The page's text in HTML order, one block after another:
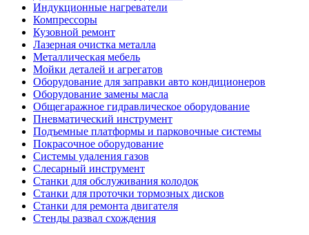
Индукционные нагреватели
Компрессоры
Кузовной ремонт
Лазерная очистка металла
Металлическая мебель
Мойки деталей и агрегатов
Оборудование для заправки авто кондиционеров
Оборудование замены масла
Общегаражное гидравлическое оборудование
Пневматический инструмент
Подъемные платформы и парковочные системы
Покрасочное оборудование
Системы удаления газов
Слесарный инструмент
Станки для обслуживания колодок
Станки для проточки тормозных дисков
Станки для ремонта двигателя
Стенды развал схождения